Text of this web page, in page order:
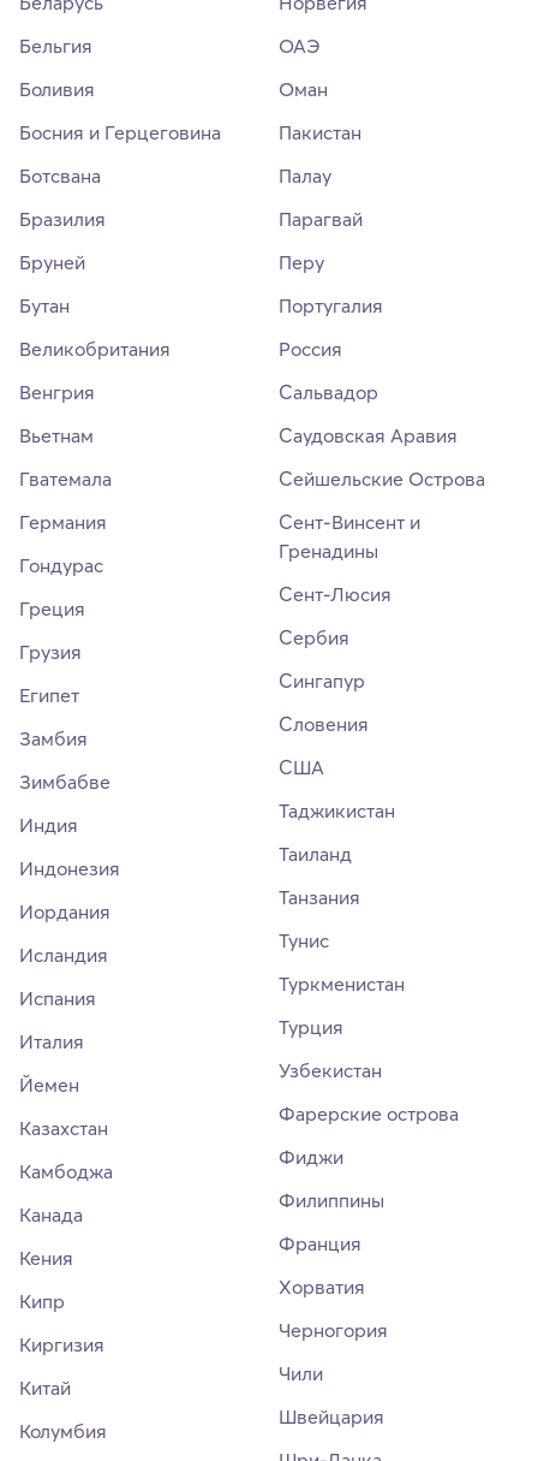
Бельгия
Боливия
Босния и Герцеговина
Ботсвана
Бразилия
Бруней
Бутан
Великобритания
Венгрия
Вьетнам
Гватемала
Германия
Гондурас
Греция
Грузия
Египет
Замбия
Зимбабве
Индия
Индонезия
Иордания
Исландия
Испания
Италия
Йемен
Казахстан
Камбоджа
Канада
Кения
Кипр
Киргизия
Китай
Колумбия
ОАЭ
Оман
Пакистан
Палау
Парагвай
Перу
Португалия
Россия
Сальвадор
Саудовская Аравия
Сейшельские Острова
Сент-Винсент и
Гренадины
Сент-Люсия
Сербия
Сингапур
Словения
США
Таджикистан
Таиланд
Танзания
Тунис
Туркменистан
Турция
Узбекистан
Фарерские острова
Фиджи
Филиппины
Франция
Хорватия
Черногория
Чили
Швейцария